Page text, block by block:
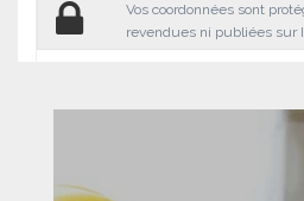
Vos coordonnées sont
revendues ni publiées sur